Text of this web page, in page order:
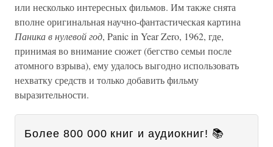
или несколько интересных фильмов. Им также снята
вполне оригинальная научно-фантастическая картина
Паника в нулевой год, Panic in Year Zero, 1962, где,
принимая во внимание сюжет (бегство семьи после
атомного взрыва), ему удалось выгодно использовать
нехватку средств и только добавить фильму
выразительности.
Более 800 000 книг и аудиокниг! 📚